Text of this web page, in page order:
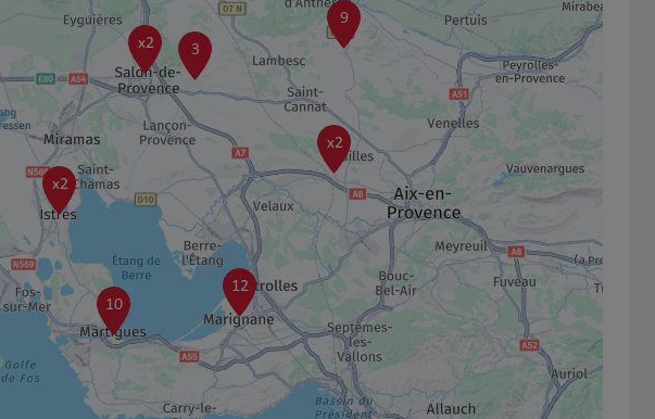
10
12
9
x2
x2
3
x2